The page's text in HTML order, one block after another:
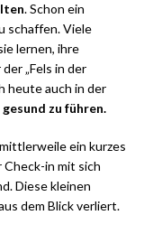
. Schon ein
schaffen. Viele
lernen, ihre
„Fels in der
heute auch in der
zu führen.
ein kurzes
in mit sich
Diese kleinen
dem Blick verliert.